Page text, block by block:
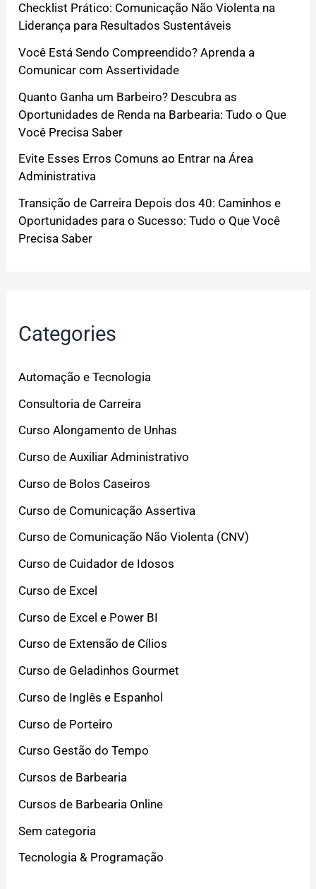
Checklist Prático: Comunicação Não Violenta na
Liderança para Resultados Sustentáveis
Você Está Sendo Compreendido? Aprenda a
Comunicar com Assertividade
Quanto Ganha um Barbeiro? Descubra as
Oportunidades de Renda na Barbearia: Tudo o Que
Você Precisa Saber
Evite Esses Erros Comuns ao Entrar na Área
Administrativa
Transição de Carreira Depois dos 40: Caminhos e
Oportunidades para o Sucesso: Tudo o Que Você
Precisa Saber
Categories
Automação e Tecnologia
Consultoria de Carreira
Curso Alongamento de Unhas
Curso de Auxiliar Administrativo
Curso de Bolos Caseiros
Curso de Comunicação Assertiva
Curso de Comunicação Não Violenta (CNV)
Curso de Cuidador de Idosos
Curso de Excel
Curso de Excel e Power BI
Curso de Extensão de Cílios
Curso de Geladinhos Gourmet
Curso de Inglês e Espanhol
Curso de Porteiro
Curso Gestão do Tempo
Cursos de Barbearia
Cursos de Barbearia Online
Sem categoria
Tecnologia & Programação